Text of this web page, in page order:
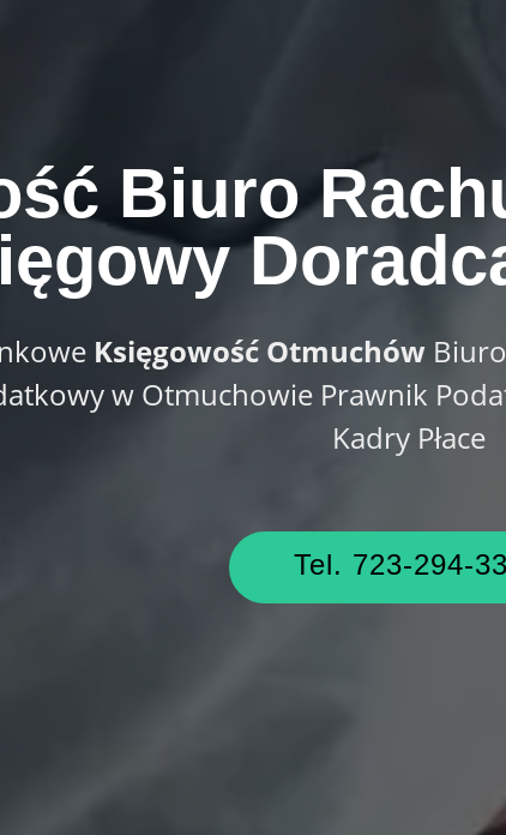
Biuro
Księgowość Otmuchów
w Otmuchowie Prawnik
Kadry Płace
Tel. 723-294-